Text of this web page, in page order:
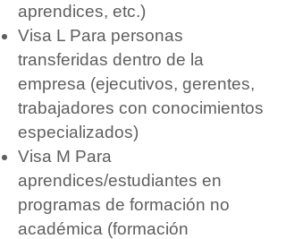
aprendices, etc.)
Visa L Para personas
transferidas dentro de la
empresa (ejecutivos, gerentes,
trabajadores con conocimientos
especializados)
Visa M Para
aprendices/estudiantes en
programas de formación no
académica (formación